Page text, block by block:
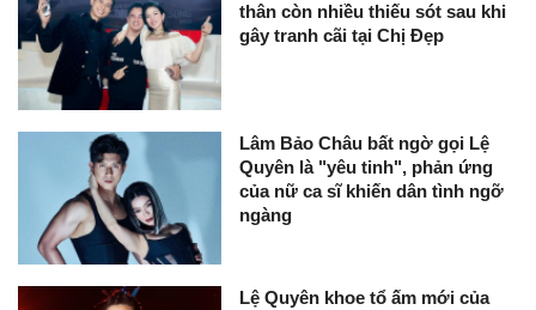
thân còn nhiều thiếu sót sau khi
gây tranh cãi tại Chị Đẹp
Lâm Bảo Châu bất ngờ gọi Lệ
Quyên là "yêu tinh", phản ứng
của nữ ca sĩ khiến dân tình ngỡ
ngàng
Lệ Quyên khoe tổ ấm mới của